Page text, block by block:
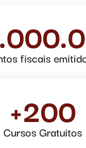
fiscais
+200
Cursos Gratuitos